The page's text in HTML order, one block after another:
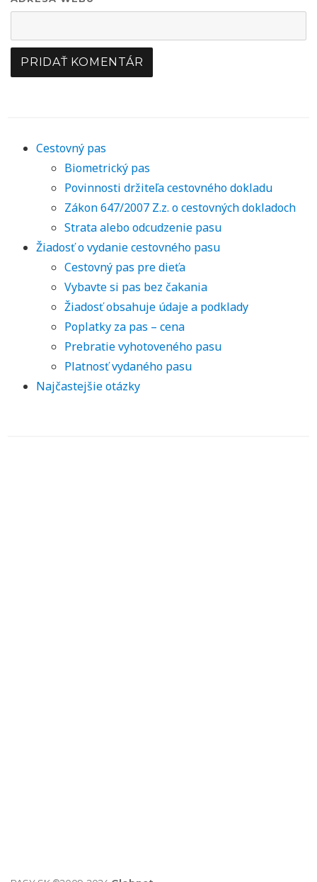
Cestovný pas
Biometrický pas
Povinnosti držiteľa cestovného dokladu
Zákon 647/2007 Z.z. o cestovných dokladoch
Strata alebo odcudzenie pasu
Žiadosť o vydanie cestovného pasu
Cestovný pas pre dieťa
Vybavte si pas bez čakania
Žiadosť obsahuje údaje a podklady
Poplatky za pas – cena
Prebratie vyhotoveného pasu
Platnosť vydaného pasu
Najčastejšie otázky